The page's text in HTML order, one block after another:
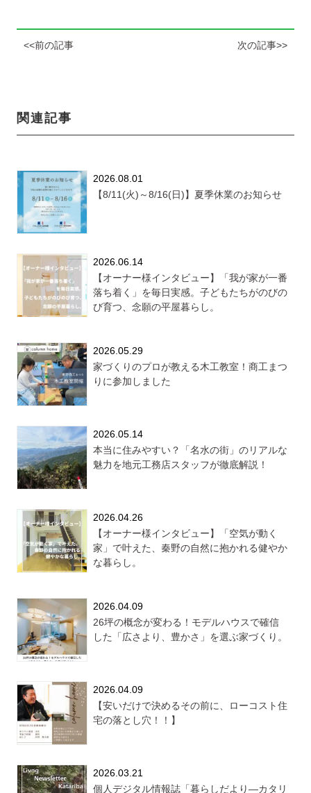
<<前の記事 次の記事>>
関連記事
2026.08.01
【8/11(火)～8/16(日)】夏季休業のお知らせ
2026.06.14
【オーナー様インタビュー】「我が家が一番
落ち着く」を毎日実感。子どもたちがのびの
び育つ、念願の平屋暮らし。
2026.05.29
家づくりのプロが教える木工教室！商工まつ
りに参加しました
2026.05.14
本当に住みやすい？「名水の街」のリアルな
魅力を地元工務店スタッフが徹底解説！
2026.04.26
【オーナー様インタビュー】「空気が動く
家」で叶えた、秦野の自然に抱かれる健やか
な暮らし。
2026.04.09
26坪の概念が変わる！モデルハウスで確信
した「広さより、豊かさ」を選ぶ家づくり。
2026.04.09
【安いだけで決めるその前に、ローコスト住
宅の落とし穴！！】
2026.03.21
個人デジタル情報誌「暮らしだより―カタリ